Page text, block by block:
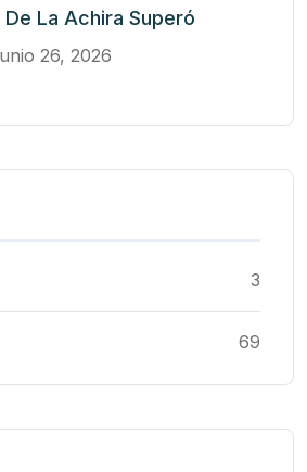
De La Achira Superó
26, 2026
3
69